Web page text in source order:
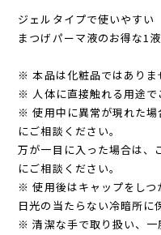
ジェルタイプで使いやすい
まつげパーマ液のお得な1
※ 本品は化粧品ではありま
※ 人体に直接触れる用途で
※ 使用中に異常が現れた場
にご相談ください。
万が一目に入った場合は、
にご相談ください。
※ 使用後はキャップをしつ
日光の当たらない冷暗所に
※ 清潔な手で取り扱い、一